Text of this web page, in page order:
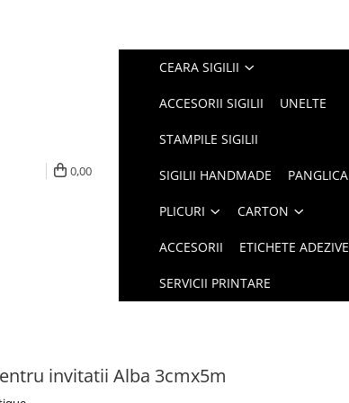
0,00
CEARA SIGILII
ACCESORII SIGILII UNELTE
STAMPILE SIGILII
SIGILII HANDMADE PANGLICA
PLICURI CARTON
ACCESORII ETICHETE ADEZIVE
SERVICII PRINTARE
invitatii Alba 3cmx5m